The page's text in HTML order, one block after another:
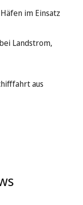
im Einsatz
Landstrom,
aus